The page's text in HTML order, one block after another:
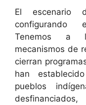
El escenario
configurando
Tenemos a
mecanismos de
cierran
han
pueblos